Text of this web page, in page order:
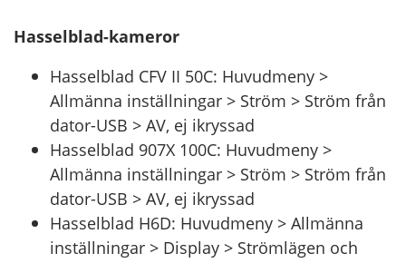
Hasselblad-kameror
Hasselblad CFV II 50C: Huvudmeny >
Allmänna inställningar > Ström > Ström från
dator-USB > AV, ej ikryssad
Hasselblad 907X 100C: Huvudmeny >
Allmänna inställningar > Ström > Ström från
dator-USB > AV, ej ikryssad
Hasselblad H6D: Huvudmeny > Allmänna
inställningar > Display > Strömlägen och